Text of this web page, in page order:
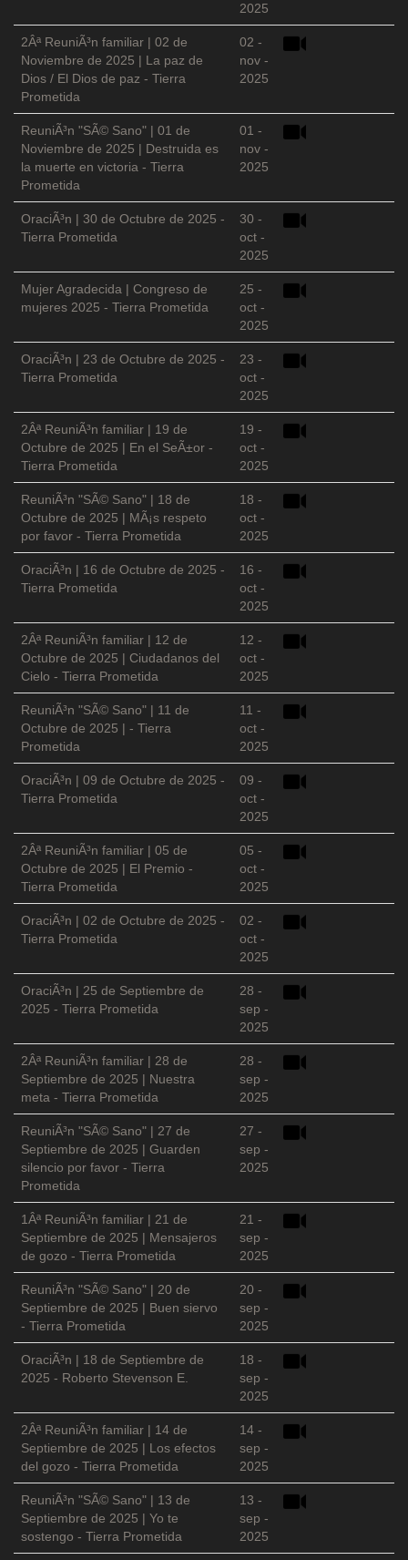
2025
2Âª ReuniÃ³n familiar | 02 de
Noviembre de 2025 | La paz de
Dios / El Dios de paz - Tierra
Prometida
02 -
nov -
2025
ReuniÃ³n "SÃ© Sano" | 01 de
Noviembre de 2025 | Destruida es
la muerte en victoria - Tierra
Prometida
01 -
nov -
2025
OraciÃ³n | 30 de Octubre de 2025 -
Tierra Prometida
30 -
oct -
2025
Mujer Agradecida | Congreso de
mujeres 2025 - Tierra Prometida
25 -
oct -
2025
OraciÃ³n | 23 de Octubre de 2025 -
Tierra Prometida
23 -
oct -
2025
2Âª ReuniÃ³n familiar | 19 de
Octubre de 2025 | En el SeÃ±or -
Tierra Prometida
19 -
oct -
2025
ReuniÃ³n "SÃ© Sano" | 18 de
Octubre de 2025 | MÃ¡s respeto
por favor - Tierra Prometida
18 -
oct -
2025
OraciÃ³n | 16 de Octubre de 2025 -
Tierra Prometida
16 -
oct -
2025
2Âª ReuniÃ³n familiar | 12 de
Octubre de 2025 | Ciudadanos del
Cielo - Tierra Prometida
12 -
oct -
2025
ReuniÃ³n "SÃ© Sano" | 11 de
Octubre de 2025 | - Tierra
Prometida
11 -
oct -
2025
OraciÃ³n | 09 de Octubre de 2025 -
Tierra Prometida
09 -
oct -
2025
2Âª ReuniÃ³n familiar | 05 de
Octubre de 2025 | El Premio -
Tierra Prometida
05 -
oct -
2025
OraciÃ³n | 02 de Octubre de 2025 -
Tierra Prometida
02 -
oct -
2025
OraciÃ³n | 25 de Septiembre de
2025 - Tierra Prometida
28 -
sep -
2025
2Âª ReuniÃ³n familiar | 28 de
Septiembre de 2025 | Nuestra
meta - Tierra Prometida
28 -
sep -
2025
ReuniÃ³n "SÃ© Sano" | 27 de
Septiembre de 2025 | Guarden
silencio por favor - Tierra
Prometida
27 -
sep -
2025
1Âª ReuniÃ³n familiar | 21 de
Septiembre de 2025 | Mensajeros
de gozo - Tierra Prometida
21 -
sep -
2025
ReuniÃ³n "SÃ© Sano" | 20 de
Septiembre de 2025 | Buen siervo
- Tierra Prometida
20 -
sep -
2025
OraciÃ³n | 18 de Septiembre de
2025 - Roberto Stevenson E.
18 -
sep -
2025
2Âª ReuniÃ³n familiar | 14 de
Septiembre de 2025 | Los efectos
del gozo - Tierra Prometida
14 -
sep -
2025
ReuniÃ³n "SÃ© Sano" | 13 de
Septiembre de 2025 | Yo te
sostengo - Tierra Prometida
13 -
sep -
2025